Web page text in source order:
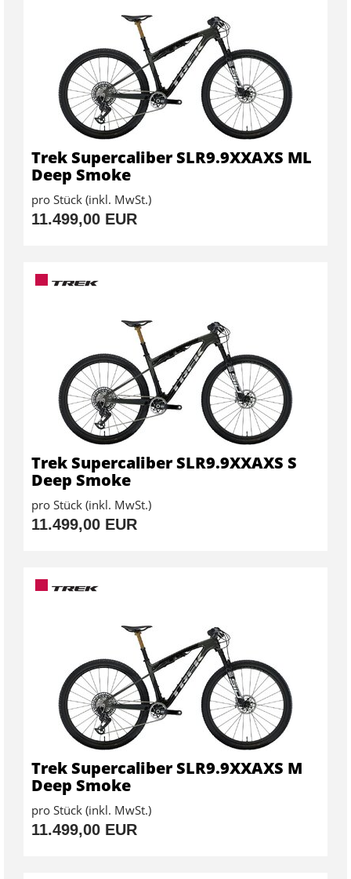
Trek Supercaliber SLR9.9XXAXS ML
Deep Smoke
pro Stück (inkl. MwSt.)
11.499,00 EUR
Trek Supercaliber SLR9.9XXAXS S
Deep Smoke
pro Stück (inkl. MwSt.)
11.499,00 EUR
Trek Supercaliber SLR9.9XXAXS M
Deep Smoke
pro Stück (inkl. MwSt.)
11.499,00 EUR